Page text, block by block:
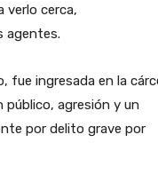
verlo cerca,
agentes.
fue ingresada en la
público, agresión y un
por delito grave por